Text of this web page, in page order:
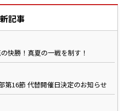
記事
快勝！真夏の一戦を制す！
第16節 代替開催日決定のお知らせ